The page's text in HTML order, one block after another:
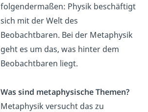
folgendermaßen: Physik beschäftigt
sich mit der Welt des
Beobachtbaren. Bei der Metaphysik
geht es um das, was hinter dem
Beobachtbaren liegt.
Was sind metaphysische Themen?
Metaphysik versucht das zu